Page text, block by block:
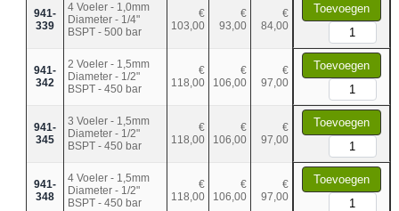
941-
339
4 Voeler - 1,0mm
Diameter - 1/4"
BSPT - 500 bar
€
103,00
€
93,00
€
84,00
Toevoegen
941-
342
2 Voeler - 1,5mm
Diameter - 1/2"
BSPT - 450 bar
€
118,00
€
106,00
€
97,00
Toevoegen
941-
345
3 Voeler - 1,5mm
Diameter - 1/2"
BSPT - 450 bar
€
118,00
€
106,00
€
97,00
Toevoegen
941-
348
4 Voeler - 1,5mm
Diameter - 1/2"
BSPT - 450 bar
€
118,00
€
106,00
€
97,00
Toevoegen